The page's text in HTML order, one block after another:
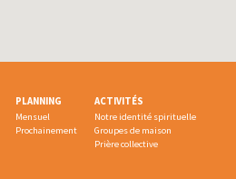
PLANNING
Mensuel
Prochainement
ACTIVITÉS
Notre identité spirituelle
Groupes de maison
Prière collective